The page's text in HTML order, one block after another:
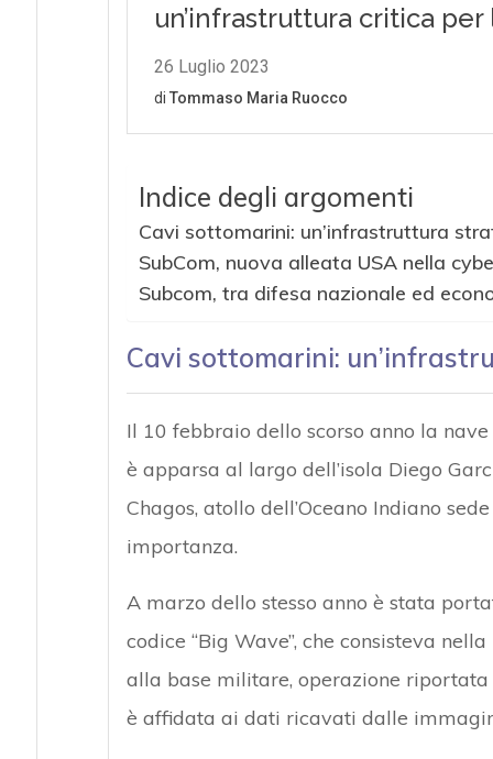
Indice degli argomenti
Cavi sottomarini: un’infrastruttura
SubCom, nuova alleata USA nella
Subcom, tra difesa nazionale ed
Cavi sottomarini:
Il 10 febbraio dello scorso anno la
è apparsa al largo dell’isola Diego
Chagos, atollo dell’Oceano Indiano
importanza.
A marzo dello stesso anno è stata
codice “Big Wave”, che consisteva
alla base militare, operazione
è affidata ai dati ricavati dalle